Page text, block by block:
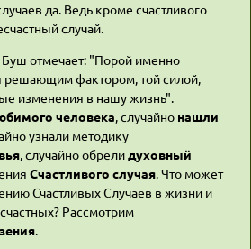
да. Ведь кроме счастливого
случай.
отмечает: "Порой именно
решающим фактором, той силой,
изменения в нашу жизнь".
человека, случайно нашли
узнали методику
, случайно обрелидуховный
Счастливого случая. Что может
Счастливых Случаев в жизни и
Рассмотрим
.